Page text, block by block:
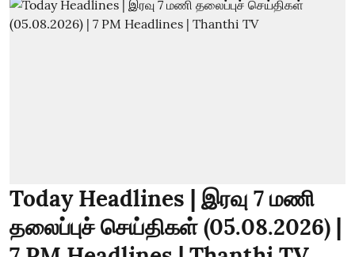
Today Headlines | இரவு 7 மணி
தலைப்புச் செய்திகள் (05.08.2026) |